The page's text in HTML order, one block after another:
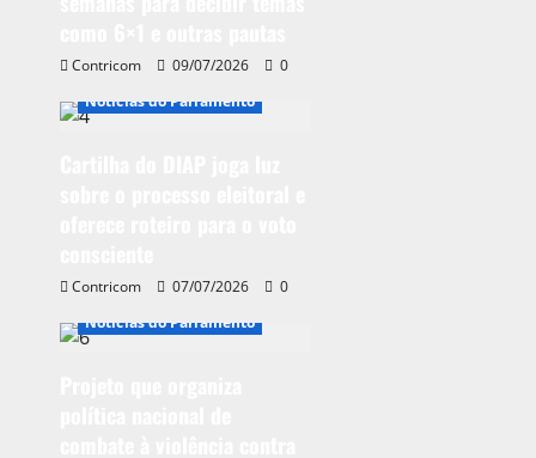
Contricom 09/07/2026
0
Notícias do Parlamento
Contricom 07/07/2026
0
Notícias do Parlamento